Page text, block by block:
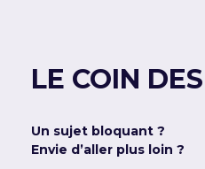
LE COIN
Un sujet bloquant ?
Envie d’aller plus loin ?